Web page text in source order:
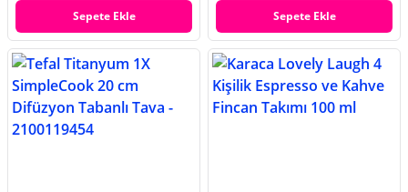
Sepete Ekle
Sepete Ekle